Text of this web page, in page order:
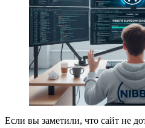
Если вы заметили, что сайт не